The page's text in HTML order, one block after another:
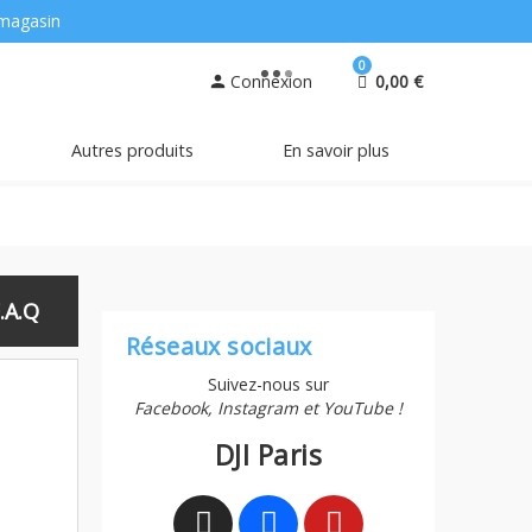
person Connexion
0
0,00 €
Autres produits En savoir plus
Réseaux sociaux
Suivez-nous sur
Facebook, Instagram et YouTube !
DJI Paris